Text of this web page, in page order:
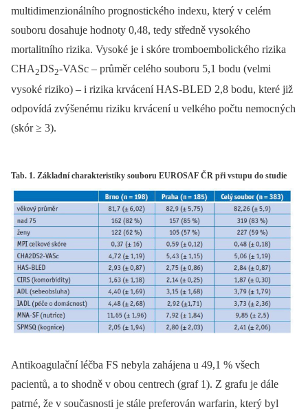
multidimenzionálního prognostického indexu, který v celém
souboru dosahuje hodnoty 0,48, tedy středně vysokého
mortalitního rizika. Vysoké je i skóre tromboembolického rizika
CHA2DS2-VASc –⁠ průměr celého souboru 5,1 bodu (velmi
vysoké riziko) –⁠ i rizika krvácení HAS-BLED 2,8 bodu, které již
odpovídá zvýšenému riziku krvácení u velkého počtu nemocných
(skór ≥ 3).
Tab. 1. Základní charakteristiky souboru EUROSAF ČR při vstupu do studie
Antikoagulační léčba FS nebyla zahájena u 49,1 % všech
pacientů, a to shodně v obou centrech (graf 1). Z grafu je dále
patrné, že v současnosti je stále preferován warfarin, který byl